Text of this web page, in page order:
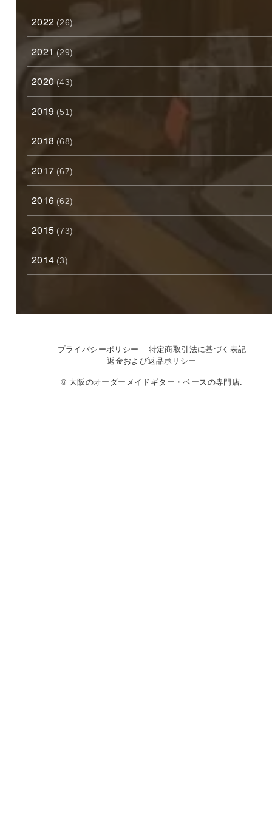
2022 (26)
2021 (29)
2020 (43)
2019 (51)
2018 (68)
2017 (67)
2016 (62)
2015 (73)
2014 (3)
プライバシーポリシー
特定商取引法に基づく表記
返金および返品ポリシー
© 大阪のオーダーメイドギター・ベースの専門店.